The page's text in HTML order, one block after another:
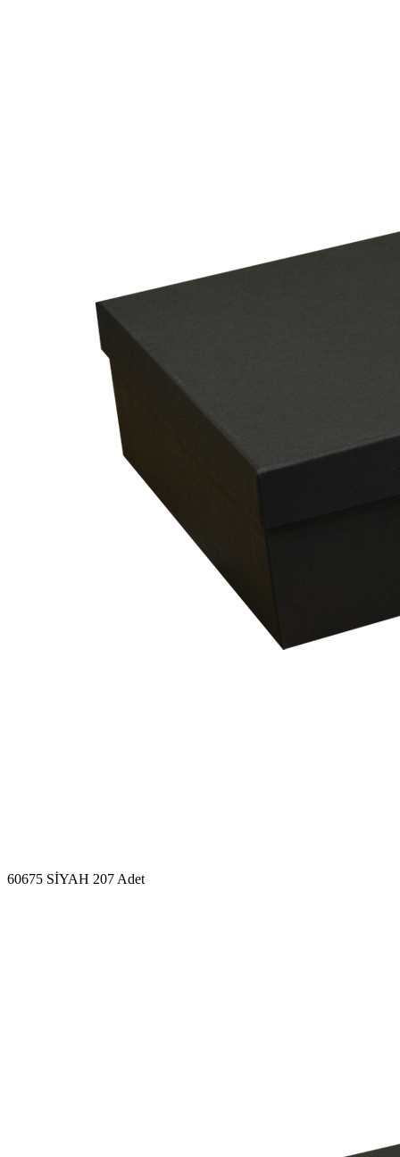
60675 SİYAH 207 Adet